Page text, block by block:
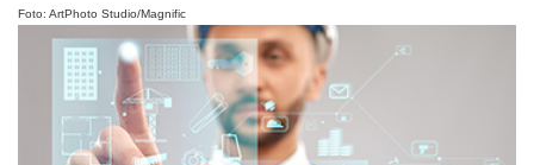
Foto: ArtPhoto Studio/Magnific